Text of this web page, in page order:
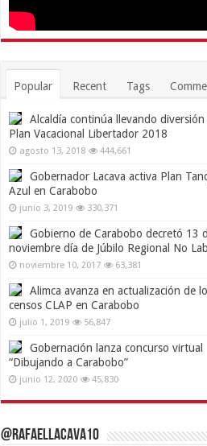
Popular Recent Tags
Alcaldía continúa llevando diversión
Plan Vacacional Libertador 2018
agosto 13, 2018 444,661
Gobernador Lacava activa Plan
Azul en Carabobo
junio 3, 2019 330,371
Gobierno de Carabobo decretó 13
noviembre día de Júbilo Regional No
noviembre 10, 2017 63,381
Alimca avanza en actualización de
censos CLAP en Carabobo
julio 1, 2019 56,847
Gobernación lanza concurso virtual
“Dibujando a Carabobo”
junio 12, 2020 45,830
@RafaelLacava10